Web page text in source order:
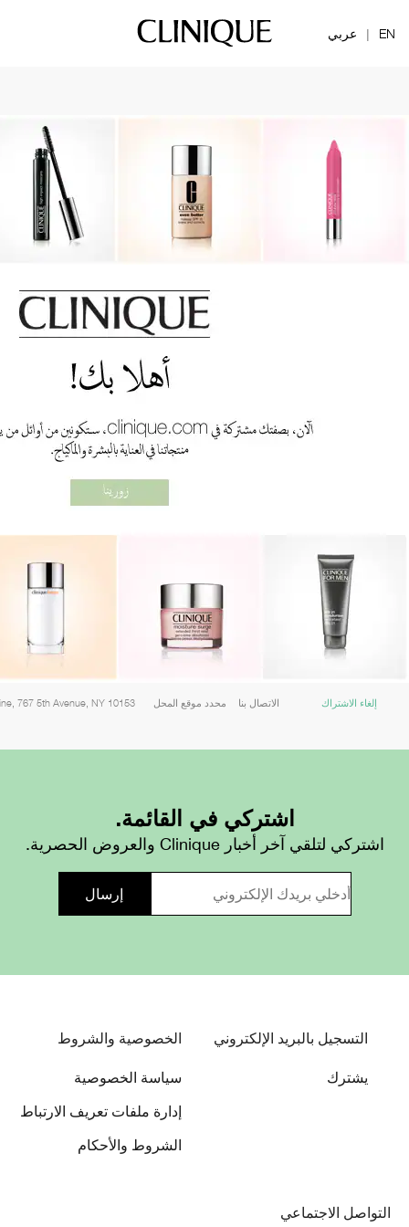
EN
| عربي
إلغاء الاشتراك الاتصال بنا محدد موقع المحل 767 5th Avenue, NY 10153
اشتركي في القائمة.
اشتركي لتلقي آخر أخبار Clinique والعروض الحصرية.
التسجيل بالبريد الإلكتروني
يشترك
الخصوصية والشروط
سياسة الخصوصية
إدارة ملفات تعريف الارتباط
الشروط والأحكام
التواصل الاجتماعي